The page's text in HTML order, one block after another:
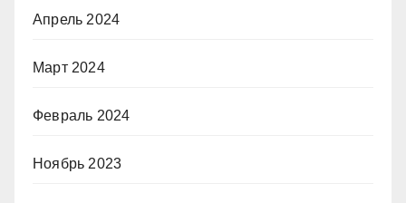
Апрель 2024
Март 2024
Февраль 2024
Ноябрь 2023